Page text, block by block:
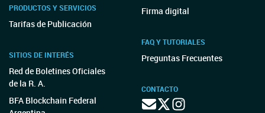
PRODUCTOS Y SERVICIOS
Tarifas de Publicación
SITIOS DE INTERÉS
Red de Boletines Oficiales
de la R. A.
BFA Blockchain Federal
Firma digital
FAQ Y TUTORIALES
Preguntas Frecuentes
CONTACTO